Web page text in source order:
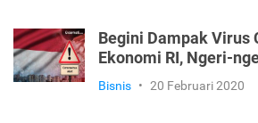
Begini Dampak Virus
Ekonomi RI, Ngeri-
Bisnis • 20 Februari 2020